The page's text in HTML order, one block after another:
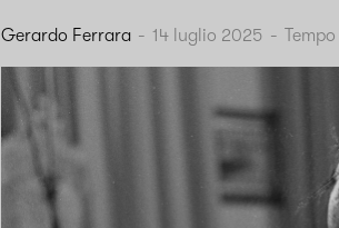
Gerardo Ferrara - 14 luglio 2025 -